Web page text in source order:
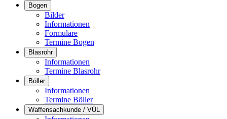
Bogen
Bilder
Informationen
Formulare
Termine Bogen
Blasrohr
Informationen
Termine Blasrohr
Böller
Informationen
Termine Böller
Waffensachkunde / VÜL